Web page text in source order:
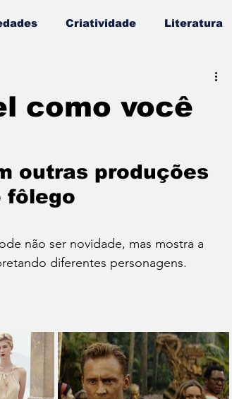
Criatividade Literatura
como você
outras produções
fôlego
não ser novidade, mas mostra a
diferentes personagens.